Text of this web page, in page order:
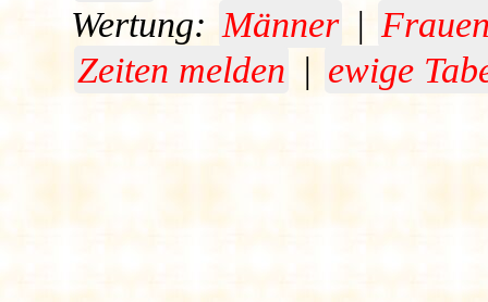
Wertung: Männer |
Zeiten melden | ewige